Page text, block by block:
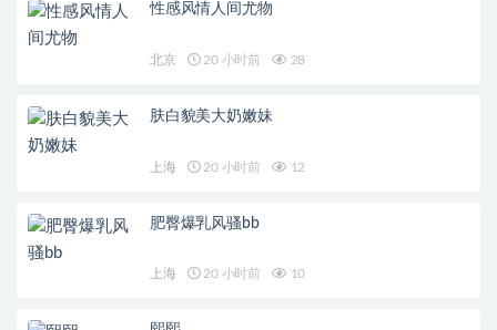
性感风情人间尤物
北京 20 小时前 28
肤白貌美大奶嫩妹
上海 20 小时前 12
肥臀爆乳风骚bb
上海 20 小时前 10